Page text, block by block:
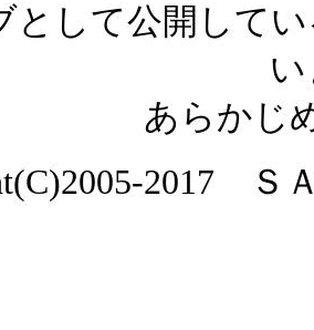
として公開して
あらかじ
2017